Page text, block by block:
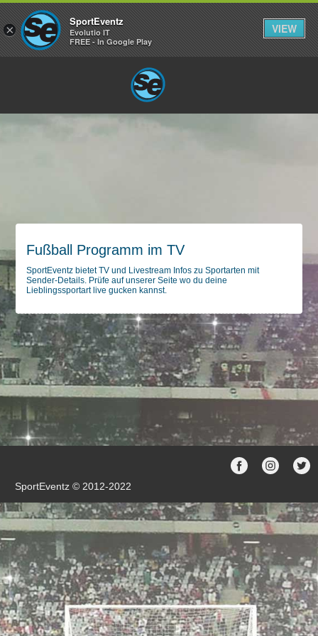
Fußball Programm im TV
SportEventz bietet TV und Livestream Infos zu Sportarten mit
Sender-Details. Prüfe auf unserer Seite wo du deine
Lieblingssportart live gucken kannst.
SportEventz © 2012-2022
×
SportEventz
Evolutio IT
FREE - In Google Play
VIEW